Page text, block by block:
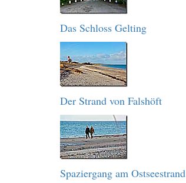
Das Schloss Gelting
Der Strand von Falshöft
Spaziergang am Ostseestrand